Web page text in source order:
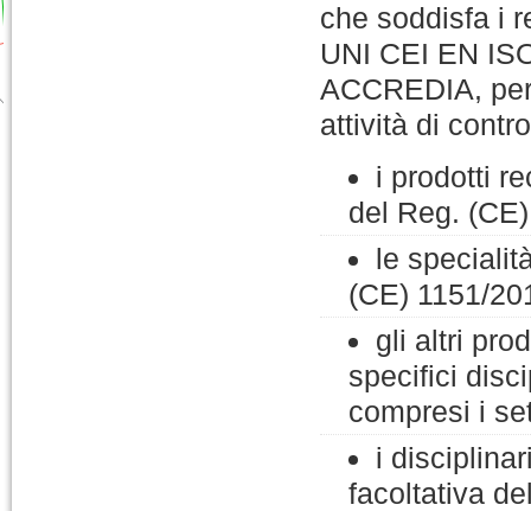
che soddisfa i
UNI CEI EN
ACCREDIA,
attività di
i prodotti
del Reg.
le
(CE) 1151/
gli altri
specifici
compresi i
i
facoltativa